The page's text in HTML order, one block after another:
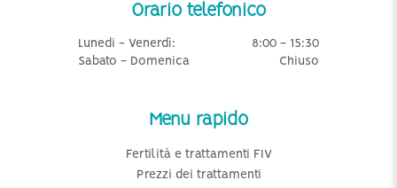
Orario telefonico
Lunedi - Venerdì:
8:00 - 15:30
Sabato - Domenica
Chiuso
Menu rapido
Fertilità e trattamenti FIV
Prezzi dei trattamenti